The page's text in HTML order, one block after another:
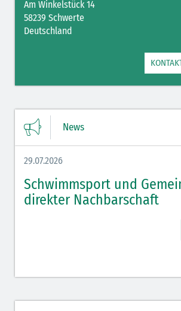
Am Winkelstück 14
58239 Schwerte
Deutschland
News
29.07.2026
Schwimmsport und
direkter Nachbarschaft